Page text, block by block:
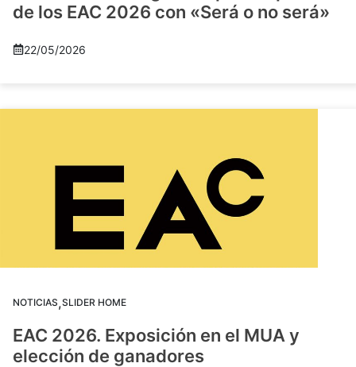
de los EAC 2026 con «Será o no será»
22/05/2026
NOTICIAS,SLIDER HOME
EAC 2026. Exposición en el MUA y
elección de ganadores